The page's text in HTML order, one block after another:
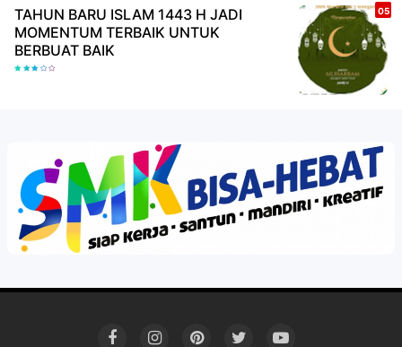
TAHUN BARU ISLAM 1443 H JADI
MOMENTUM TERBAIK UNTUK
BERBUAT BAIK